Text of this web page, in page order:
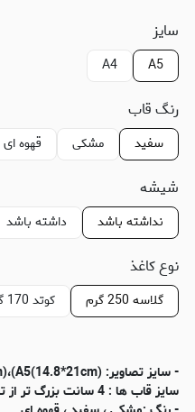
سایز
A5
A4
رنگ قاب
سفید مشکی قهوه ای
شیشه
نداشته باشد داشته باشد
نوع کاغذ
گلاسه 250 گرم کوتد 170 گرم
سایز قاب ها : 4 سانت بزرگ تر از تصاویر